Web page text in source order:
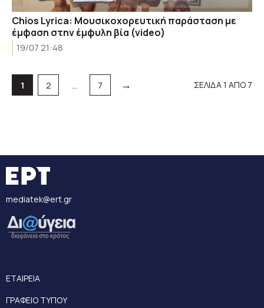
Chios Lyrica: Μουσικοχορευτική παράσταση με
έμφαση στην έμφυλη βία (video)
19/07 21:48
Σελίδα
1 Σελίδα
2 … Σελίδα
7 → ΣΕΛΙΔΑ 1 ΑΠΟ 7
mediatek@ert.gr
ΕΤΑΙΡΕΙΑ
ΓΡΑΦΕΙΟ ΤΥΠΟΥ